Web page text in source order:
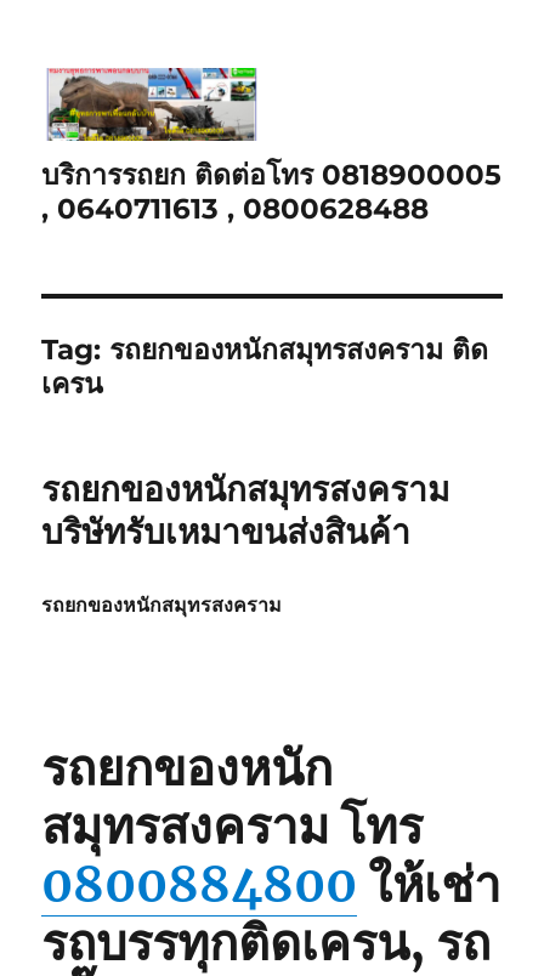
บริการรถยก ติดต่อโทร 0818900005
, 0640711613 , 0800628488
Tag: รถยกของหนักสมุทรสงคราม ติด
เครน
รถยกของหนักสมุทรสงคราม
บริษัทรับเหมาขนส่งสินค้า
รถยกของหนักสมุทรสงคราม
รถยกของหนัก
สมุทรสงคราม โทร
0800884800 ให้เช่า
รถบรรทุกติดเครน, รถ